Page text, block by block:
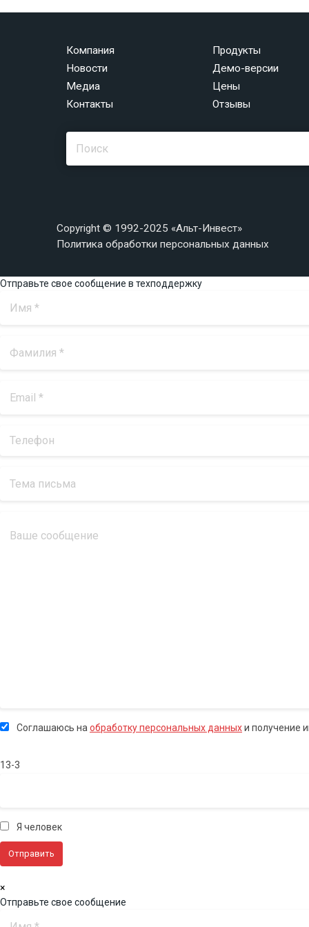
Компания
Новости
Медиа
Контакты
Продукты
Демо-версии
Цены
Отзывы
Copyright © 1992-2025 «Альт-Инвест»
Политика обработки персональных данных
Отправьте свое сообщение в техподдержку
Соглашаюсь на обработку персональных данныхи получение
13-3
Я человек
×
Отправьте свое сообщение